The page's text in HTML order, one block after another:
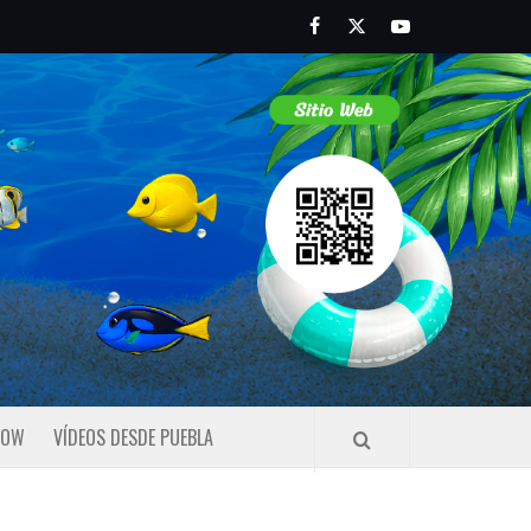
FacebookTwitterYoutube
VÍDEOS DESDE PUEBLA